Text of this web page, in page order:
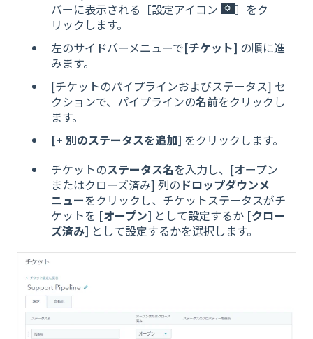
バーに表示される［設定アイコン
］をク
リックします。
左のサイドバーメニューで[チケット] の順に進
みます。
[チケットのパイプラインおよびステータス] セ
クションで、パイプラインの名前をクリックし
ます。
[+ 別のステータスを追加] をクリックします。
チケットのステータス名を入力し、[オープン
またはクローズ済み] 列の ドロップダウンメ
ニューをクリックし、チケットステータスがチ
ケットを [オープン] として設定するか [クロー
ズ済み] として設定するかを選択します。